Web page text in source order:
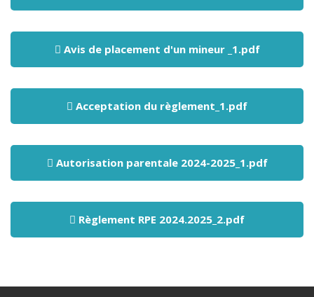
Avis de placement d'un mineur _1.pdf
Acceptation du règlement_1.pdf
Autorisation parentale 2024-2025_1.pdf
Règlement RPE 2024.2025_2.pdf